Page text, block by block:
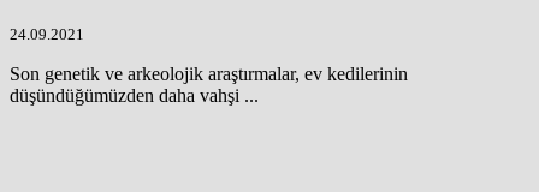
24.09.2021
Son genetik ve arkeolojik araştırmalar, ev kedilerinin
düşündüğümüzden daha vahşi ...